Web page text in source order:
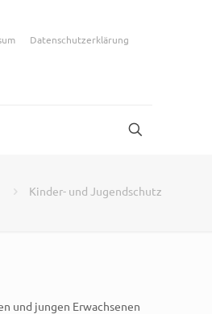
Datenschutzerklärung
Kinder- und Jugendschutz
und jungen Erwachsenen